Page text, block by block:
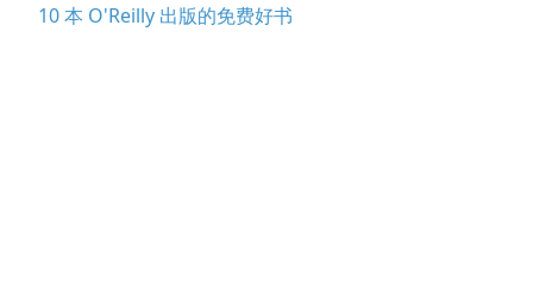
10 本 O'Reilly 出版的免费好书